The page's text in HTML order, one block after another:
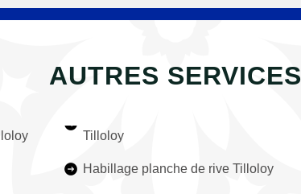
AUTRES SERVICES
Tilloloy
Habillage planche de rive Tilloloy